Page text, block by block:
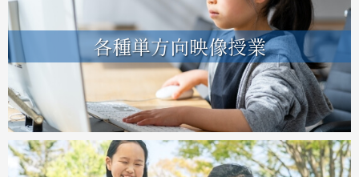
各種単方向映像授業